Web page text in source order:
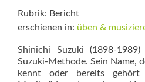
Rubrik: Bericht
erschienen in: üben &
Shinichi Suzuki (1898-
Suzuki-Methode. Sein Name,
kennt oder bereits